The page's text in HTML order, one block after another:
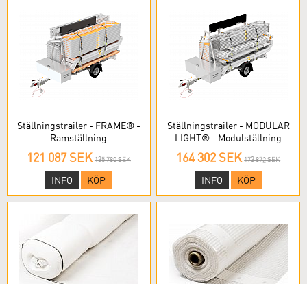
Ställningstrailer - FRAME® -
Ramställning
121 087 SEK 135 780 SEK
INFO KÖP
Ställningstrailer - MODULAR
LIGHT® - Modulställning
164 302 SEK 173 872 SEK
INFO KÖP